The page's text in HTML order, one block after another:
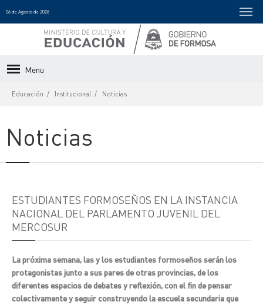
06 de Agosto de 2026
Menu
Educación Institucional Noticias
Noticias
ESTUDIANTES FORMOSEÑOS EN LA INSTANCIA
NACIONAL DEL PARLAMENTO JUVENIL DEL
MERCOSUR
La próxima semana, las y los estudiantes formoseños serán los
protagonistas junto a sus pares de otras provincias, de los
diferentes espacios de debates y reflexión, con el fin de pensar
colectivamente y seguir construyendo la escuela secundaria que